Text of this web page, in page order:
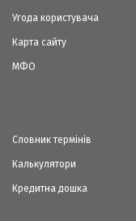
Угода користувача
Карта сайту
МФО
Словник термінів
Калькулятори
Кредитна дошка